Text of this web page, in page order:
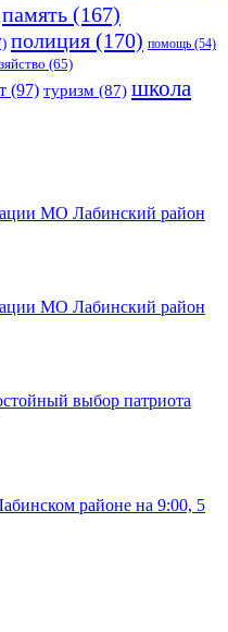
память (167)
полиция (170) помощь (54)
(65)
(97) туризм (87) школа
МО Лабинский район
МО Лабинский район
выбор патриота
районе на 9:00, 5